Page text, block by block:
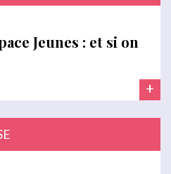
Jeunes : et si on
+